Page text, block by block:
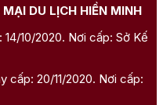
DU LỊCH HIỀN MINH
10/2020. Nơi cấp: Sở Kế
cấp: 20/11/2020. Nơi cấp: